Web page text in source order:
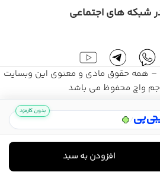
شبکه های اجتماعی
ساعت جَم – همه حقوق مادی و معنوی این وبسایت
جم واچ محفوظ می باشد
/
بدون کارمزد
افزودن به سبد